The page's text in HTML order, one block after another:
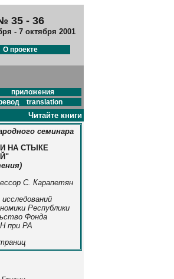
35 - 36
- 7 октября 2001
О проекте
приложения
translation
Читайте книги
семинара
НА СТЫКЕ
С. Карапетян
Республики
Фонда
при РА